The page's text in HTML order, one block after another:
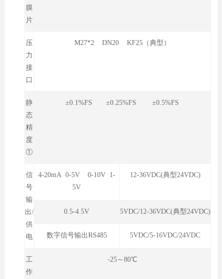
膜
片
压
力
接
口
M27*2 DN20 KF25（典型）
静
态
精
度
①
±0.1%FS ±0.25%FS ±0.5%FS
信
号
输
出/
供
电
4-20mA 0-5V 0-10V 1-
5V
12-36VDC(典型24VDC)
0.5-4.5V 5VDC/12-36VDC(典型24VDC)
数字信号输出RS485 5VDC/5-16VDC/24VDC
工
作
-25～80℃